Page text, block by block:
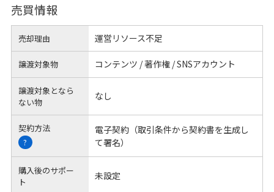
売買情報
売却理由 運営リソース不足
譲渡対象物 コンテンツ / 著作権 / SNSアカウント
譲渡対象となら
ない物
なし
契約方法
?
電子契約（取引条件から契約書を生成し
て署名）
購入後のサポー
ト
未設定